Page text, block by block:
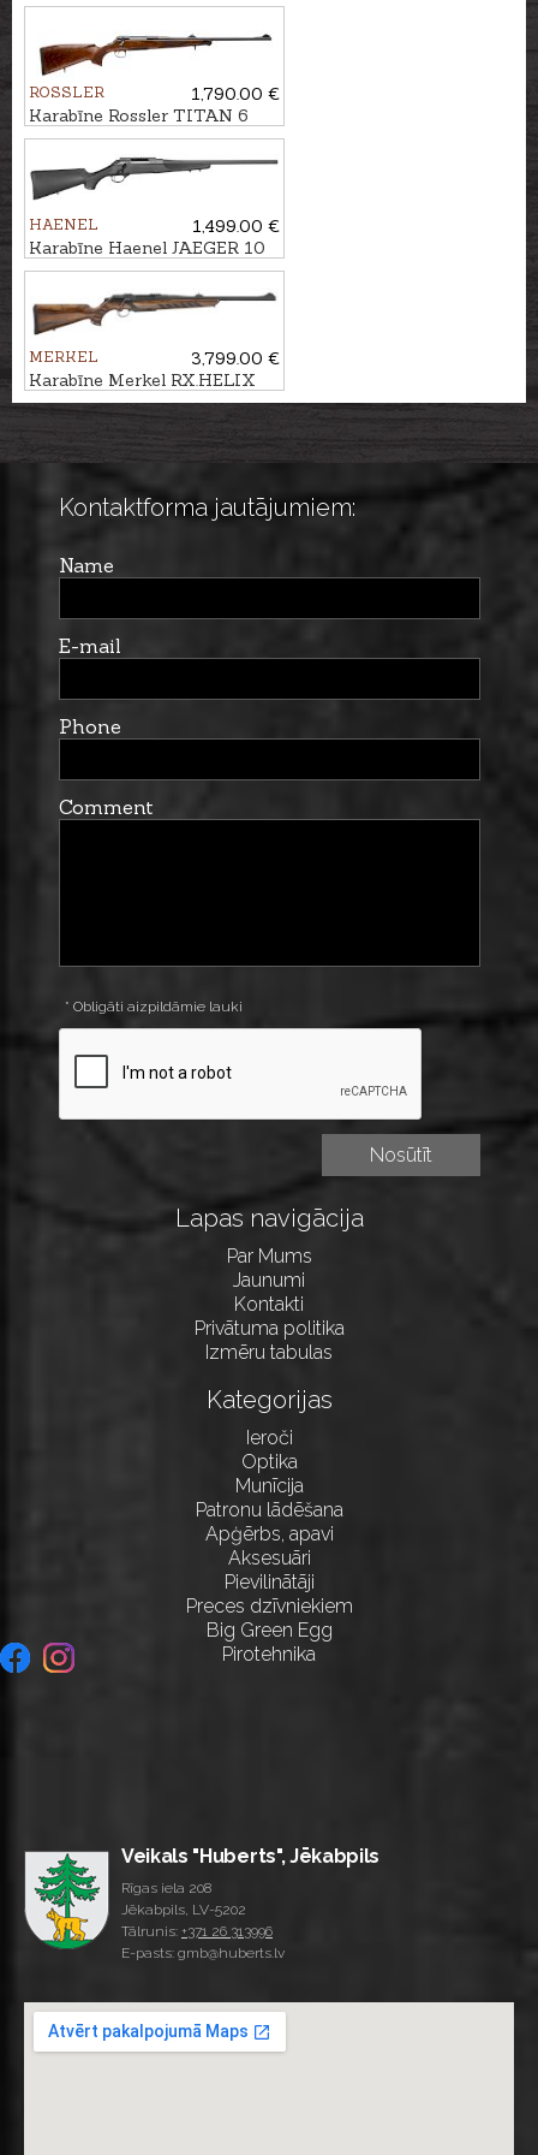
ROSSLER
1,790.00 €
Karabīne Rossler TITAN 6
Luxury kal. .300Win.Mag.
HAENEL
1,499.00 €
Karabīne Haenel JAEGER 10
Varmint kal. .223Rem. M15x1
MERKEL
3,799.00 €
Karabīne Merkel RX.HELIX
Black kal. .308Win. M15x1
Kontaktforma jautājumiem:
Name
E-mail
Phone
Comment
* Obligāti aizpildāmie lauki
Lapas navigācija
Par Mums
Jaunumi
Kontakti
Privātuma politika
Izmēru tabulas
Kategorijas
Ieroči
Optika
Munīcija
Patronu lādēšana
Apģērbs, apavi
Aksesuāri
Pievilinātāji
Preces dzīvniekiem
Big Green Egg
Pirotehnika
Veikals "Huberts", Jēkabpils
Rīgas iela 208
Jēkabpils, LV-5202
Tālrunis: +371 26 313996
E-pasts: gmb@huberts.lv